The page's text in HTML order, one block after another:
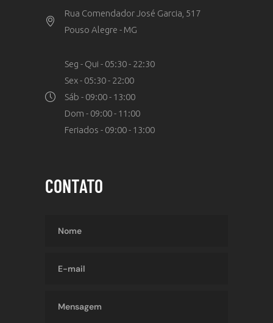
Rua Comendador José Garcia, 517
Pouso Alegre - MG
Seg - Qui - 05:30 - 22:30
Sex - 05:30 - 22:00
Sáb - 09:00 - 13:00
Dom - 09:00 - 11:00
Feriados - 09:00 - 13:00
CONTATO